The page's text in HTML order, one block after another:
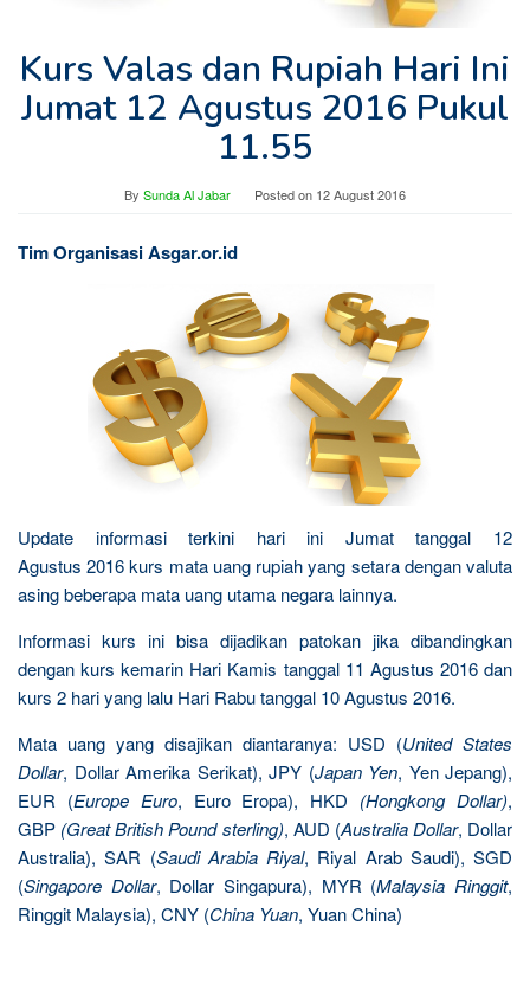
Kurs Valas dan Rupiah Hari Ini
Jumat 12 Agustus 2016 Pukul
11.55
By Sunda Al Jabar Posted on 12 August 2016
Tim Organisasi Asgar.or.id
Update informasi terkini hari ini Jumat tanggal 12
Agustus 2016 kurs mata uang rupiah yang setara dengan valuta
asing beberapa mata uang utama negara lainnya.
Informasi kurs ini bisa dijadikan patokan jika dibandingkan
dengan kurs kemarin Hari Kamis tanggal 11 Agustus 2016 dan
kurs 2 hari yang lalu Hari Rabu tanggal 10 Agustus 2016.
Mata uang yang disajikan diantaranya: USD (United States
Dollar, Dollar Amerika Serikat), JPY (Japan Yen, Yen Jepang),
EUR (Europe Euro, Euro Eropa), HKD (Hongkong Dollar),
GBP (Great British Pound sterling), AUD (Australia Dollar, Dollar
Australia), SAR (Saudi Arabia Riyal, Riyal Arab Saudi), SGD
(Singapore Dollar, Dollar Singapura), MYR (Malaysia Ringgit,
Ringgit Malaysia), CNY (China Yuan, Yuan China)